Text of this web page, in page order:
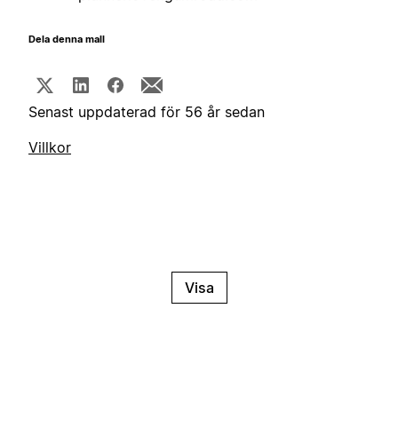
Dela denna mall
Senast uppdaterad för 56 år sedan
Villkor
Visa